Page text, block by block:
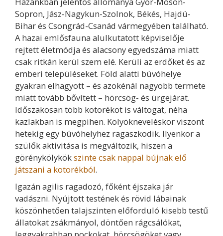
Sopron, Jász-Nagykun-Szolnok, Békés, Hajdú-
Bihar és Csongrád-Csanád vármegyében található.
A hazai emlősfauna alulkutatott képviselője
rejtett életmódja és alacsony egyedszáma miatt
csak ritkán kerül szem elé. Kerüli az erdőket és az
emberi településeket. Föld alatti búvóhelye
gyakran elhagyott – és azokénál nagyobb termete
miatt tovább bővített – hörcsög- és ürgejárat.
Időszakosan több kotorékot is váltogat, néha
kazlakban is megpihen. Kölyökneveléskor viszont
hetekig egy búvóhelyhez ragaszkodik. Ilyenkor a
szülők aktivitása is megváltozik, hiszen a
görénykölykökszinte csak nappal bújnak elő
játszani a kotorékból.
Igazán agilis ragadozó, főként éjszaka jár
vadászni. Nyújtott testének és rövid lábainak
köszönhetően talajszinten előforduló kisebb testű
állatokat zsákmányol, döntően rágcsálókat,